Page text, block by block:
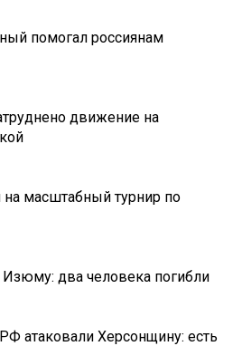
помогал россиянам
движение на
на масштабный турнир по
Изюму: два человека погибли
атаковали Херсонщину: есть